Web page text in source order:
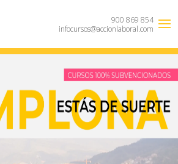
900 869 854
infocursos@accionlaboral.com